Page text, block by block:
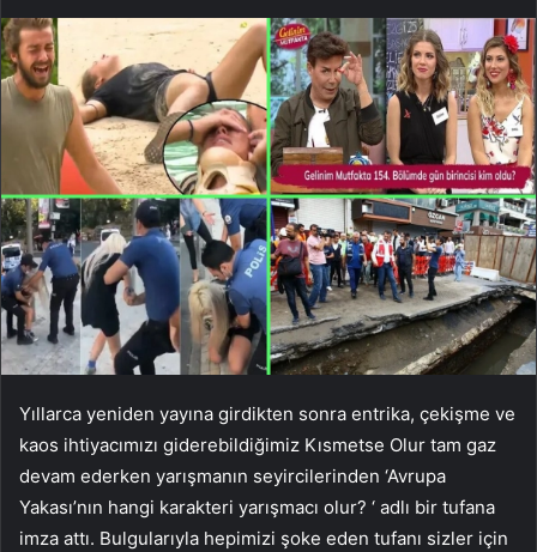
Yıllarca yeniden yayına girdikten sonra entrika, çekişme ve
kaos ihtiyacımızı giderebildiğimiz Kısmetse Olur tam gaz
devam ederken yarışmanın seyircilerinden ‘Avrupa
Yakası’nın hangi karakteri yarışmacı olur? ‘ adlı bir tufana
imza attı. Bulgularıyla hepimizi şoke eden tufanı sizler için